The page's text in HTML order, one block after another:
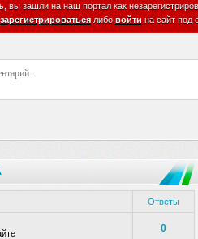
вы зашли на наш портал как
зарегистрироватьсялибо войти на сайт под
Ответы
0